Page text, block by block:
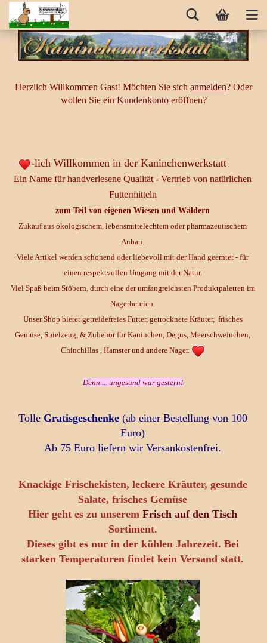
Herzlich Willkommen Gast! Möchten Sie sich anmelden? Oder
wollen Sie ein Kundenkontoeröffnen?
-lich Willkommen in der Kaninchenwerkstatt
Ein Name für handverlesene Qualität - Vertrieb von natürlichen
Futtermitteln
zum Teil von eigenen Wiesen und Wäldern
Zukauf aus ökologischem, lebensmittelechtem oder pharmazeutischem
Anbau.
Viele Artikel werden schonend oder liebevoll mit der Hand geerntet - für
einen respektvollen Umgang mit der Natur.
Viel Spaß beim Stöbern, durch eine der umfangreichsten Produktpaletten im
Nagerbereich.
Unser Shop bietet getreidefreies Futter, getrocknete Kräuter, frisches
Gemüse, Spielzeug, & Zubehör für Kaninchen, Degus, Meerschweinchen,
Chinchillas , Hamster und andere Nager.
Denn ... ungesund war gestern!
Tolle Gratisgeschenke(ab einer Bestellung von 100
Euro)
Ab 75 Euro liefern wir Versankostenfrei.
Knackige Frischekisten, leckere Kräuter, gesunde
Salate, frisches Gemüse
Hier geht es zu unserem Frisch auf den Tisch
Sortiment.
Dieses gibt es nur in der kühlen Jahrezeit. Bei
starken Temperaturen findet kein Versand statt.